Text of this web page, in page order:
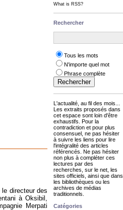
directeur des
à Oksibil,
Merpati
What is RSS?
Rechercher
Tous les mots
N'importe quel mot
Phrase complète
L'actualité, au fil des mois...
Les extraits proposés dans
cet espace sont loin d'être
exhaustifs. Pour la
contradiction et pour plus
consensuel, ne pas hésiter
à suivre les liens pour lire
l'intégralité des articles
référencés. Ne pas hésiter
non plus à compléter ces
lectures par des
recherches, sur le net, les
sites officiels, ainsi que dans
les bibliothèques ou les
archives de médias
traditionnels.
Catégories